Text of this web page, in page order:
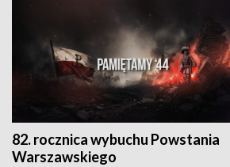
82. rocznica wybuchu Powstania
Warszawskiego